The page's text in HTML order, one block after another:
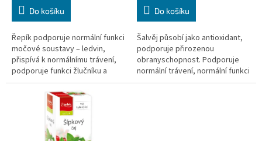
Do košíku
Řepík podporuje normální funkci
močové soustavy – ledvin,
přispívá k normálnímu trávení,
podporuje funkci žlučníku a
přirozenou obranyschopnost
těla. Lze ho použít i zevně ke...
Do košíku
Šalvěj působí jako antioxidant,
podporuje přirozenou
obranyschopnost. Podporuje
normální trávení, normální funkci
dýchacího systému. Lze ji použít